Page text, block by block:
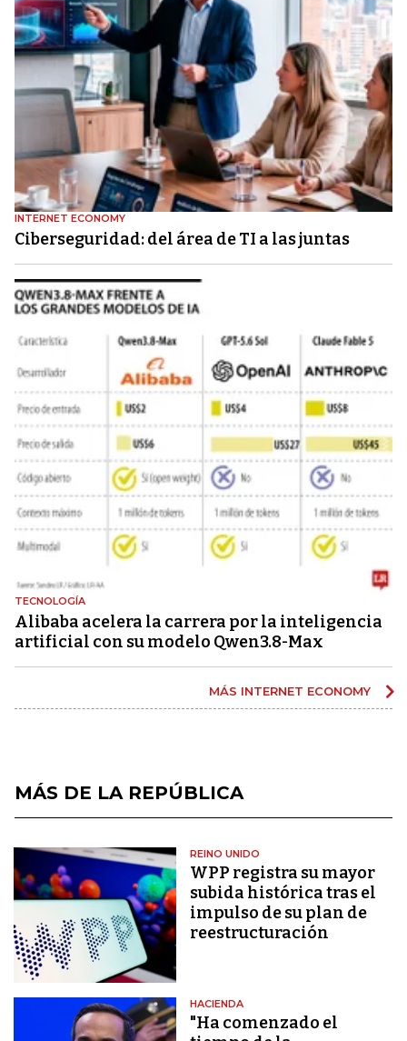
INTERNET ECONOMY
Ciberseguridad: del área de TI a las juntas
TECNOLOGÍA
Alibaba acelera la carrera por la inteligencia
artificial con su modelo Qwen3.8-Max
MÁS INTERNET ECONOMY
MÁS DE LA REPÚBLICA
REINO UNIDO
WPP registra su mayor
subida histórica tras el
impulso de su plan de
reestructuración
HACIENDA
"Ha comenzado el